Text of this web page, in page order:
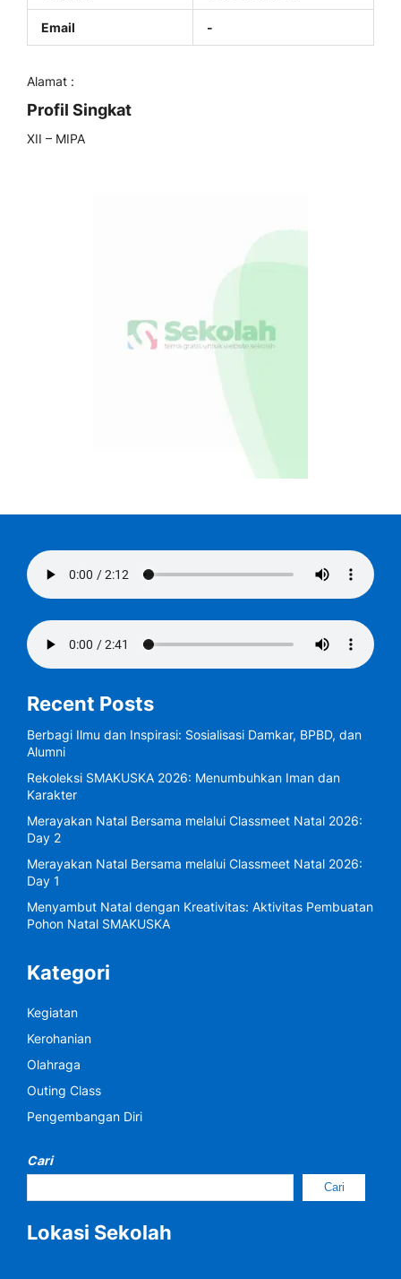
Email -
Alamat :
Profil Singkat
XII – MIPA
Recent Posts
Berbagi Ilmu dan Inspirasi: Sosialisasi Damkar, BPBD, dan
Alumni
Rekoleksi SMAKUSKA 2026: Menumbuhkan Iman dan
Karakter
Merayakan Natal Bersama melalui Classmeet Natal 2026:
Day 2
Merayakan Natal Bersama melalui Classmeet Natal 2026:
Day 1
Menyambut Natal dengan Kreativitas: Aktivitas Pembuatan
Pohon Natal SMAKUSKA
Kategori
Kegiatan
Kerohanian
Olahraga
Outing Class
Pengembangan Diri
Cari
Cari
Lokasi Sekolah